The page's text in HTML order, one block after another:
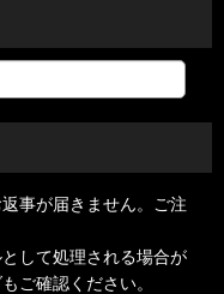
事が届きません。ご注
して処理される場合が
ご確認ください。